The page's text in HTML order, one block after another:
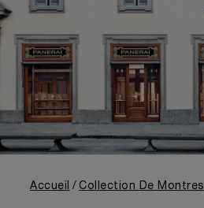
Accueil Collection De Montres